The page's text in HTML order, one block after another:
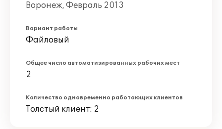
Воронеж, Февраль 2013
Вариант работы
Файловый
Общее число автоматизированных рабочих мест
2
Количество одновременно работающих клиентов
Толстый клиент: 2